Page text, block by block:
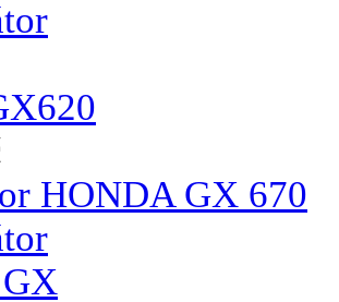
HONDA GX 670